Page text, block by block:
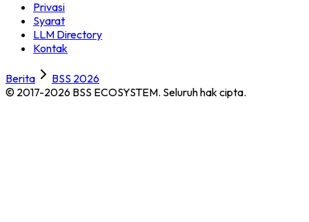
Privasi
Syarat
LLM Directory
Kontak
Berita
BSS 2026
© 2017-2026 BSS ECOSYSTEM. Seluruh hak cipta.